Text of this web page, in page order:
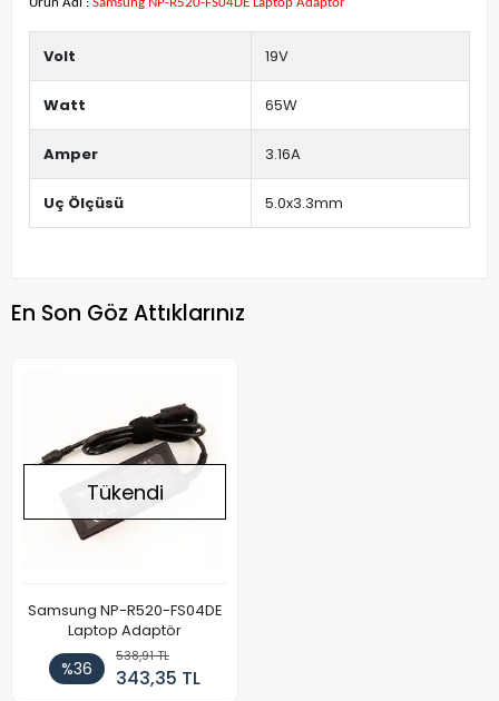
Ürün Adı : Samsung NP-R520-FS04DE Laptop Adaptör
Volt 19V
Watt 65W
Amper 3.16A
Uç Ölçüsü 5.0x3.3mm
En Son Göz Attıklarınız
Tükendi
Samsung NP-R520-FS04DE
Laptop Adaptör
%36
538,91 TL
343,35 TL